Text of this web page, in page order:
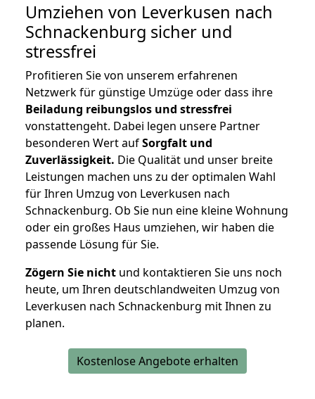
Umziehen von Leverkusen nach
Schnackenburg sicher und
stressfrei
Profitieren Sie von unserem erfahrenen
Netzwerk für günstige Umzüge oder dass ihre
Beiladung reibungslos und stressfrei
vonstattengeht. Dabei legen unsere Partner
besonderen Wert aufSorgfalt und
Zuverlässigkeit. Die Qualität und unser breite
Leistungen machen uns zu der optimalen Wahl
für Ihren Umzug von Leverkusen nach
Schnackenburg. Ob Sie nun eine kleine Wohnung
oder ein großes Haus umziehen, wir haben die
passende Lösung für Sie.
Zögern Sie nicht und kontaktieren Sie uns noch
heute, um Ihren deutschlandweiten Umzug von
Leverkusen nach Schnackenburg mit Ihnen zu
planen.
Kostenlose Angebote erhalten